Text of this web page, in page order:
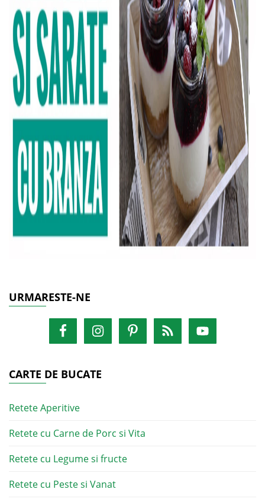
URMARESTE-NE
CARTE DE BUCATE
Retete Aperitive
Retete cu Carne de Porc si Vita
Retete cu Legume si fructe
Retete cu Peste si Vanat